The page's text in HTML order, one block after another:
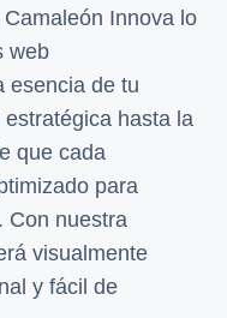
Innova lo
web
esencia de tu
hasta la
que cada
para
Con nuestra
visualmente
y fácil de